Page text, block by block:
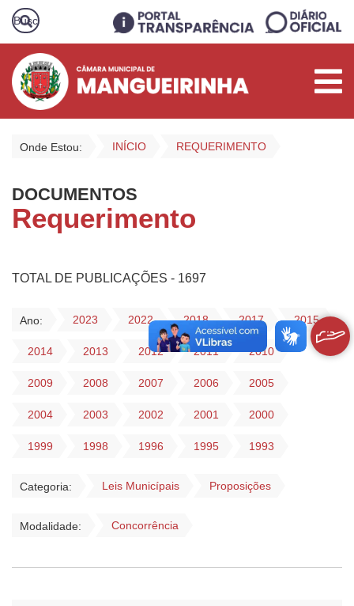
Onde Estou: INÍCIO REQUERIMENTO
DOCUMENTOS
Requerimento
TOTAL DE PUBLICAÇÕES - 1697
Ano: 2023 2022 2018 2017 2015
2014 2013 2012 2011 2010
2009 2008 2007 2006 2005
2004 2003 2002 2001 2000
1999 1998 1996 1995 1993
Categoria: Leis Municípais Proposições
Modalidade: Concorrência